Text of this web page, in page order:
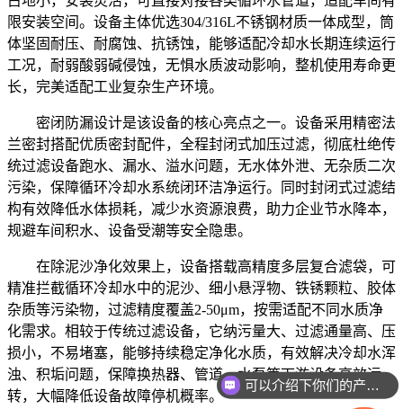
限安装空间。设备主体优选304/316L不锈钢材质一体成型，筒
体坚固耐压、耐腐蚀、抗锈蚀，能够适配冷却水长期连续运行
工况，耐弱酸弱碱侵蚀，无惧水质波动影响，整机使用寿命更
长，完美适配工业复杂生产环境。
密闭防漏设计是该设备的核心亮点之一。设备采用精密法
兰密封搭配优质密封配件，全程封闭式加压过滤，彻底杜绝传
统过滤设备跑水、漏水、溢水问题，无水体外泄、无杂质二次
污染，保障循环冷却水系统闭环洁净运行。同时封闭式过滤结
构有效降低水体损耗，减少水资源浪费，助力企业节水降本，
规避车间积水、设备受潮等安全隐患。
在除泥沙净化效果上，设备搭载高精度多层复合滤袋，可
精准拦截循环冷却水中的泥沙、细小悬浮物、铁锈颗粒、胶体
杂质等污染物，过滤精度覆盖2-50μm，按需适配不同水质净
化需求。相较于传统过滤设备，它纳污量大、过滤通量高、压
损小，不易堵塞，能够持续稳定净化水质，有效解决冷却水浑
浊、积垢问题，保障换热器、管道、水泵等下游设备高效运
转，大幅降低设备故障停机概率。
可以介绍下你们的产品么